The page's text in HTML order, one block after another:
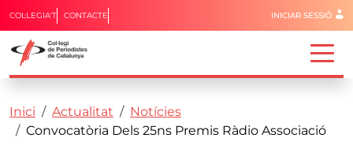
Vés al contingut
Capçalera
COL·LEGIA'T CONTACTE Menú del
INICIAR SESSIÓ
Fil d'ariadna
Inici Actualitat
Notícies
Convocatòria Dels 25ns Premis Ràdio Associació